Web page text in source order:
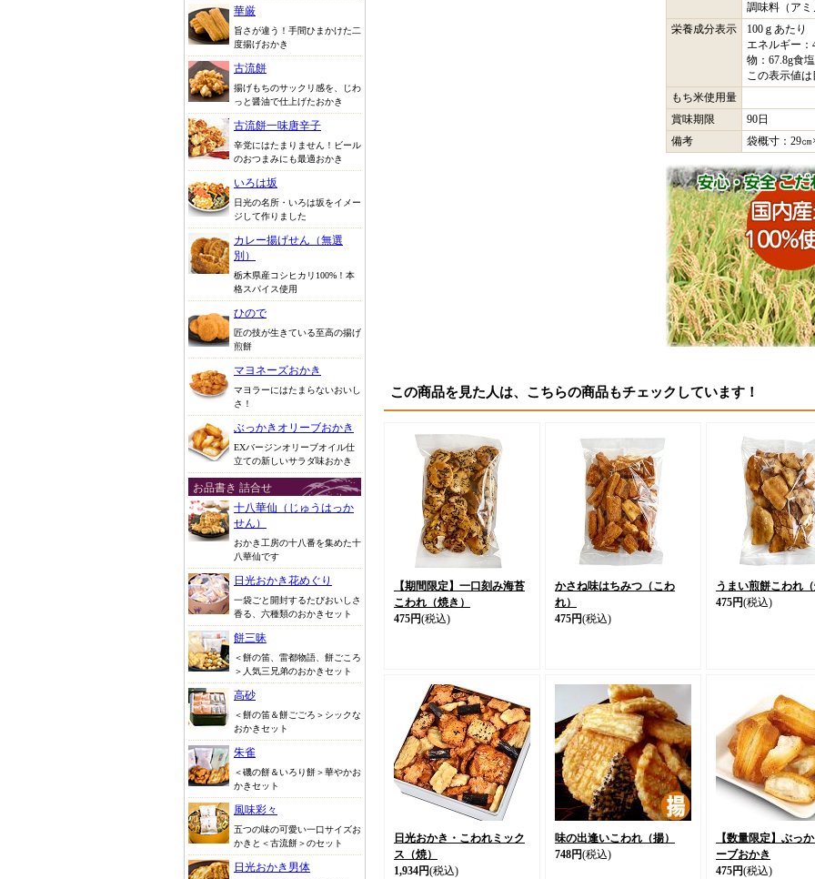
華厳
旨さが違う！手間ひまかけた二
度揚げおかき
古流餅
揚げもちのサックリ感を、じわ
っと醤油で仕上げたおかき
古流餅一味唐辛子
辛党にはたまりません！ビール
のおつまみにも最適おかき
いろは坂
日光の名所・いろは坂をイメー
ジして作りました
カレー揚げせん（無選
別）
栃木県産コシヒカリ100%！本
格スパイス使用
ひので
匠の技が生きている至高の揚げ
煎餅
マヨネーズおかき
マヨラーにはたまらないおいし
さ！
ぶっかきオリーブおかき
EXバージンオリーブオイル仕
立ての新しいサラダ味おかき
お品書き 詰合せ
十八華仙（じゅうはっか
せん）
おかき工房の十八番を集めた十
八華仙です
日光おかき花めぐり
一袋ごと開封するたびおいしさ
香る、六種類のおかきセット
餅三昧
＜餅の笛、雷都物語、餅ごころ
＞人気三兄弟のおかきセット
高砂
＜餅の笛＆餅ごごろ＞シックな
おかきセット
朱雀
＜磯の餅＆いろり餅＞華やかお
かきセット
風味彩々
五つの味の可愛い一口サイズお
かきと＜古流餅＞のセット
日光おかき男体
調味料（アミ
栄養成分表示
100ｇあたり
エネルギー：
物：67.8g食
この表示値
もち米使用量
賞味期限
90日
備考
袋概寸：29㎝
この商品を見た人は、こちらの商品もチェックしています！
【期間限定】一口刻み海苔
こわれ（焼き）
475円(税込)
かさね味はちみつ（こわ
れ）
475円(税込)
うまい煎餅こわれ
475円(税込)
日光おかき・こわれミック
ス（焼）
1,934円(税込)
味の出逢いこわれ（揚）
748円(税込)
【数量限定】ぶっ
ーブおかき
475円(税込)